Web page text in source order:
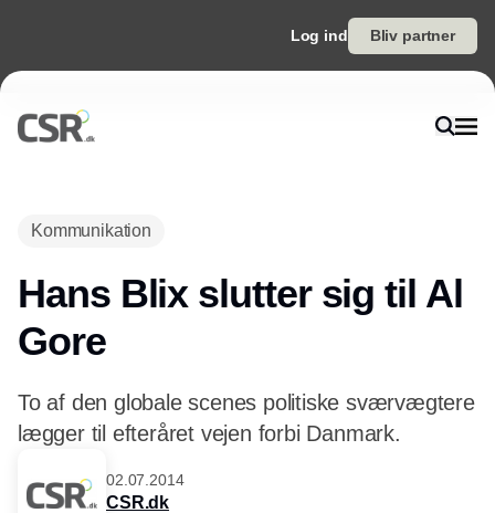
Log ind Bliv partner
Kommunikation
Hans Blix slutter sig til Al
Gore
To af den globale scenes politiske sværvægtere
lægger til efteråret vejen forbi Danmark.
02.07.2014
CSR.dk